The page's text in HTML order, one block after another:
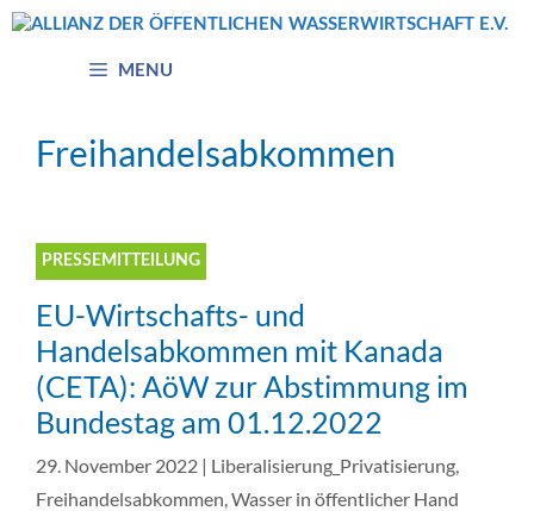
Zum
MENU
Freihandelsabkommen
PRESSEMITTEILUNG
EU-Wirtschafts- und
Handelsabkommen mit Kanada
(CETA): AöW zur Abstimmung im
Bundestag am 01.12.2022
29. November 2022 | Liberalisierung_Privatisierung,
Freihandelsabkommen,Wasser in öffentlicher Hand